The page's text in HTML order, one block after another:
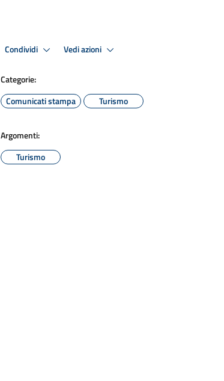
Condividi Vedi azioni
Categorie:
Comunicati stampa
Turismo
Argomenti:
Turismo